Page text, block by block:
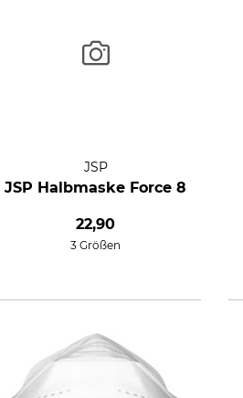
JSP
JSP Halbmaske Force 8
22,90
3 Größen